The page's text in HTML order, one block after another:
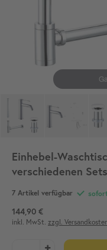
Einhebel-
verschiedenen Sets
7 Artikel verfügbar
144,90 €
inkl. MwSt. zzgl.